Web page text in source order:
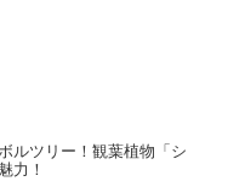
ルツリー！観葉植物「シ
力！